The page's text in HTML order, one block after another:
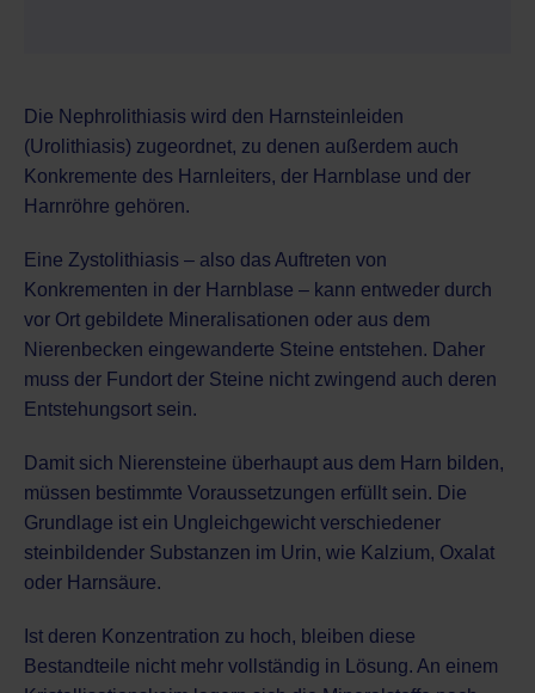
Die Nephrolithiasis wird den Harnsteinleiden
(Urolithiasis) zugeordnet, zu denen außerdem auch
Konkremente des Harnleiters, der Harnblase und der
Harnröhre gehören.
Eine Zystolithiasis – also das Auftreten von
Konkrementen in der Harnblase – kann entweder durch
vor Ort gebildete Mineralisationen oder aus dem
Nierenbecken eingewanderte Steine entstehen. Daher
muss der Fundort der Steine nicht zwingend auch deren
Entstehungsort sein.
Damit sich Nierensteine überhaupt aus dem Harn bilden,
müssen bestimmte Voraussetzungen erfüllt sein. Die
Grundlage ist ein Ungleichgewicht verschiedener
steinbildender Substanzen im Urin, wie Kalzium, Oxalat
oder Harnsäure.
Ist deren Konzentration zu hoch, bleiben diese
Bestandteile nicht mehr vollständig in Lösung. An einem